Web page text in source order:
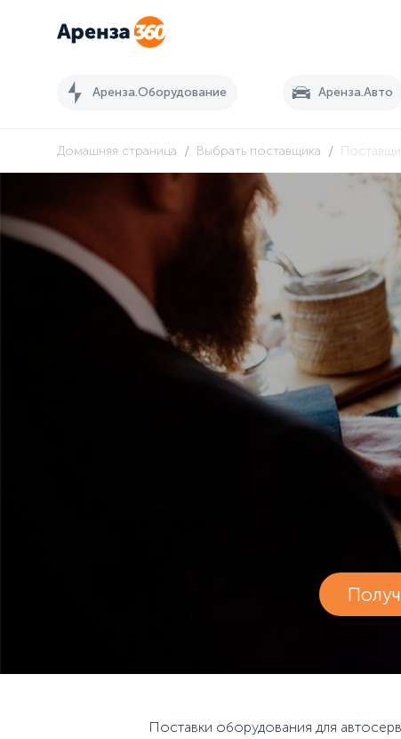
Аренза.Оборудование Аренза.Авто
Домашняя страница / Выбрать поставщика /
Поставки оборудования для